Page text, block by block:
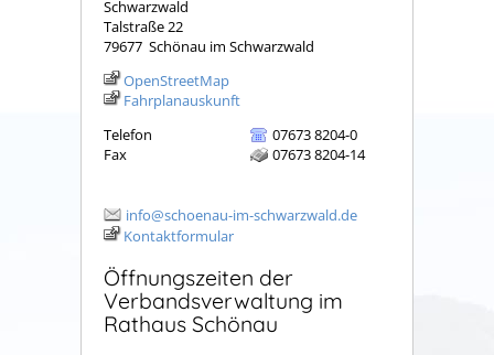
Schwarzwald
Talstraße 22
79677 Schönau im Schwarzwald
OpenStreetMap
Fahrplanauskunft
Telefon
07673 8204-0
Fax
07673 8204-14
info@schoenau-im-schwarzwald.de
Kontaktformular
Öffnungszeiten der
Verbandsverwaltung im
Rathaus Schönau